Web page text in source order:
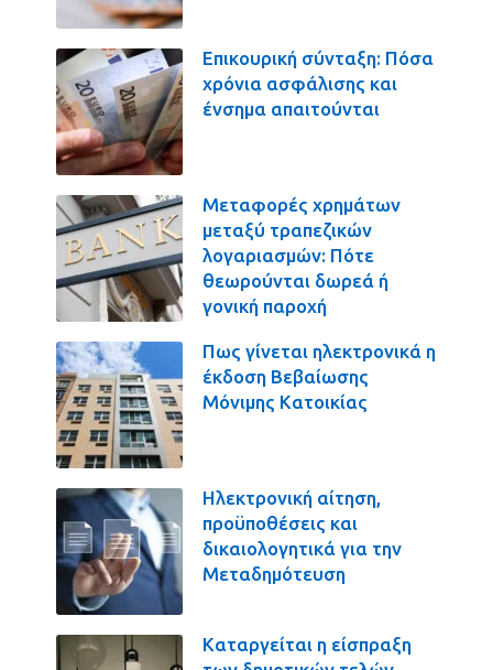
Επικουρική σύνταξη: Πόσα
χρόνια ασφάλισης και
ένσημα απαιτούνται
Μεταφορές χρημάτων
μεταξύ τραπεζικών
λογαριασμών: Πότε
θεωρούνται δωρεά ή
γονική παροχή
Πως γίνεται ηλεκτρονικά η
έκδοση Βεβαίωσης
Μόνιμης Κατοικίας
Ηλεκτρονική αίτηση,
προϋποθέσεις και
δικαιολογητικά για την
Μεταδημότευση
Καταργείται η είσπραξη